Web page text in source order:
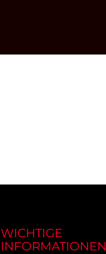
WICHTIGE
INFORMATIONEN